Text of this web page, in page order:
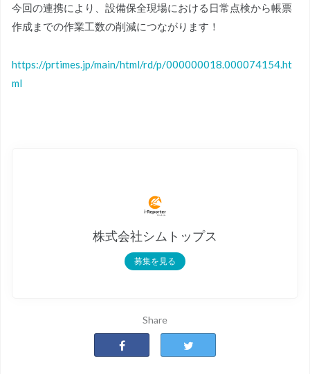
今回の連携により、設備保全現場における日常点検から帳票
作成までの作業工数の削減につながります！
https://prtimes.jp/main/html/rd/p/000000018.000074154.ht
ml
株式会社シムトップス
募集を見る
Share